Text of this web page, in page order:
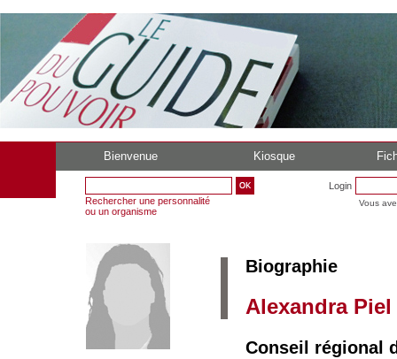
Bienvenue Kiosque
Rechercher une personnalité
ou un organisme
Login
Vous
Biographie
Alexandra Piel
Conseil régional